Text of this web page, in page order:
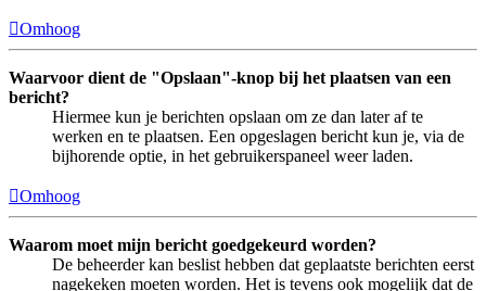
Omhoog
Waarvoor dient de "Opslaan"-knop bij het plaatsen van een
bericht?
Hiermee kun je berichten opslaan om ze dan later af te
werken en te plaatsen. Een opgeslagen bericht kun je, via de
bijhorende optie, in het gebruikerspaneel weer laden.
Omhoog
Waarom moet mijn bericht goedgekeurd worden?
De beheerder kan beslist hebben dat geplaatste berichten eerst
nagekeken moeten worden. Het is tevens ook mogelijk dat de